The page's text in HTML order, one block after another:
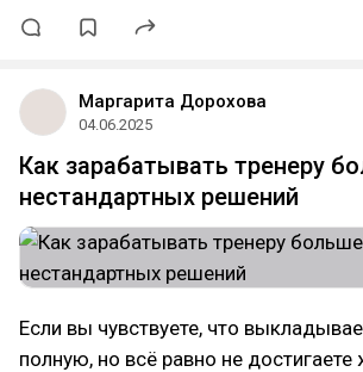
Маргарита Дорохова
04.06.2025
Как зарабатывать тренеру
нестандартных решений
Если вы чувствуете, что
полную, но всё равно не